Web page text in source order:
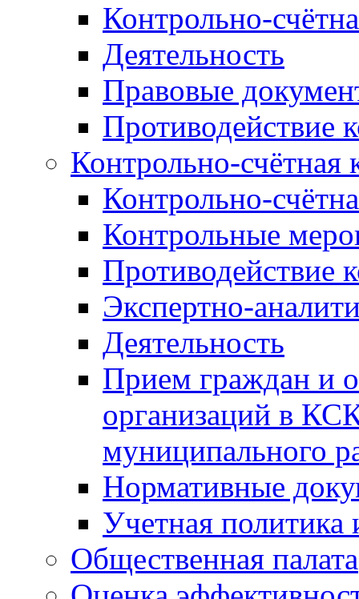
Контрольно-
Деятельность
Правовые
Противодействие
Контрольно-счётная
Контрольно-
Контрольные
Противодействие
Экспертно-
Деятельность
Прием граждан и
организаций в
муниципального
Нормативные
Учетная политика
Общественная палата